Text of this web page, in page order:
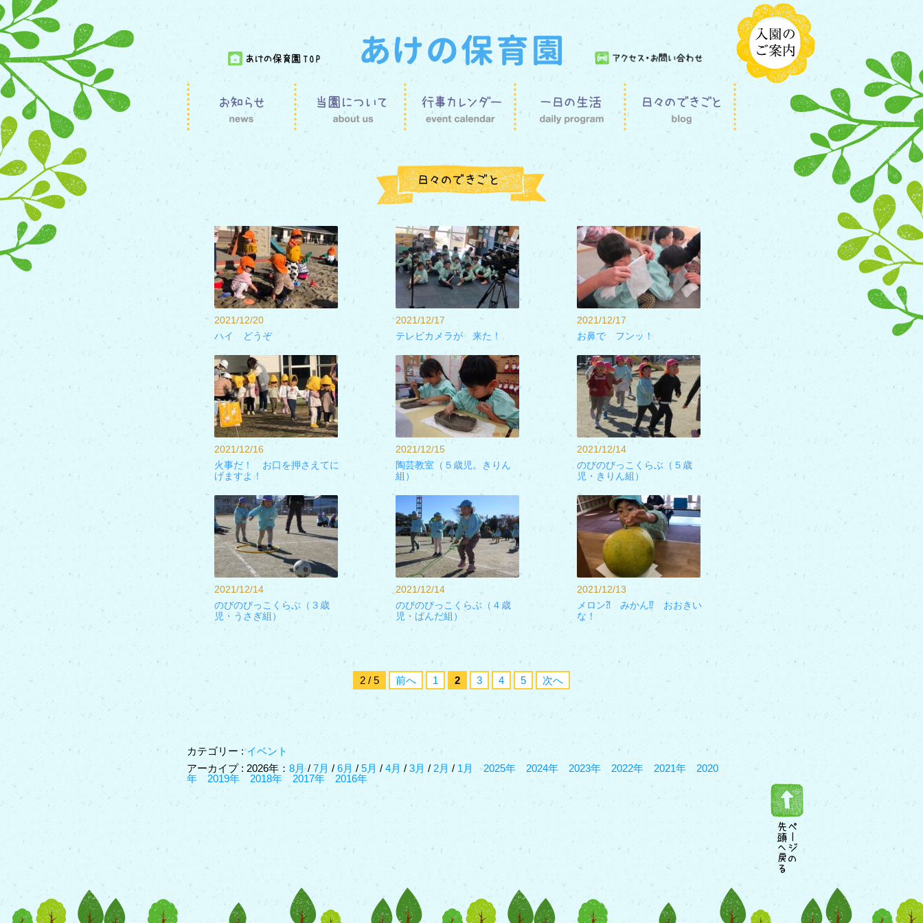
2021/12/20
ハイ どうぞ
2021/12/17
テレビカメラが 来た！
2021/12/17
お鼻で フンッ！
2021/12/16
火事だ！ お口を押さえてに
げますよ！
2021/12/15
陶芸教室（５歳児。きりん
組）
2021/12/14
のびのびっこくらぶ（５歳
児・きりん組）
2021/12/14
のびのびっこくらぶ（３歳
児・うさぎ組）
2021/12/14
のびのびっこくらぶ（４歳
児・ぱんだ組）
2021/12/13
メロン⁈ みかん⁉ おおきい
な！
2 / 5 前へ 1 2 3 4 5 次へ
カテゴリー :イベント
アーカイプ : 2026年： 8月 / 7月 / 6月 / 5月 / 4月 / 3月 / 2月 / 1月 2025年 2024年 2023年 2022年 2021年
2020
年
2019年 2018年 2017年 2016年